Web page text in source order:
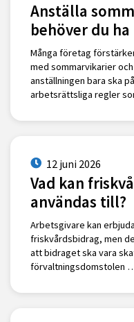
Anställa
behöver du
Många företag
med sommarvikarier
anställningen bara ska
arbetsrättsliga regler
12 juni 2026
Vad kan
användas till?
Arbetsgivare kan
friskvårdsbidrag, men
att bidraget ska vara
förvaltningsdomstolen